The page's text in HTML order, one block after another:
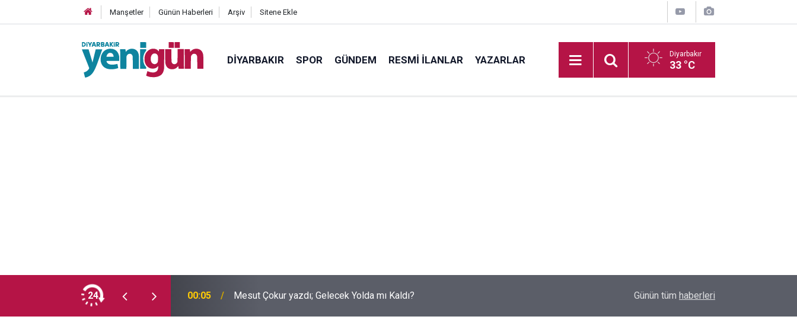
Manşetler Günün Haberleri Arşiv Sitene Ekle
DIYARBAKIR SPOR GÜNDEM RESMI İLANLAR YAZARLAR Diyarbakır
33 °C
24
kullanmıyorum, çocuklarımı verin 00:05 Mesut Çokur yazdı; Gelecek Yolda mı Kaldı? Barış Ünal yazdı; Silahlar susarsa gelecek
Günün tüm haberleri